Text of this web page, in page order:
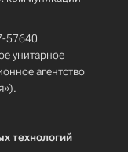
57640
унитарное
агентство
технологий